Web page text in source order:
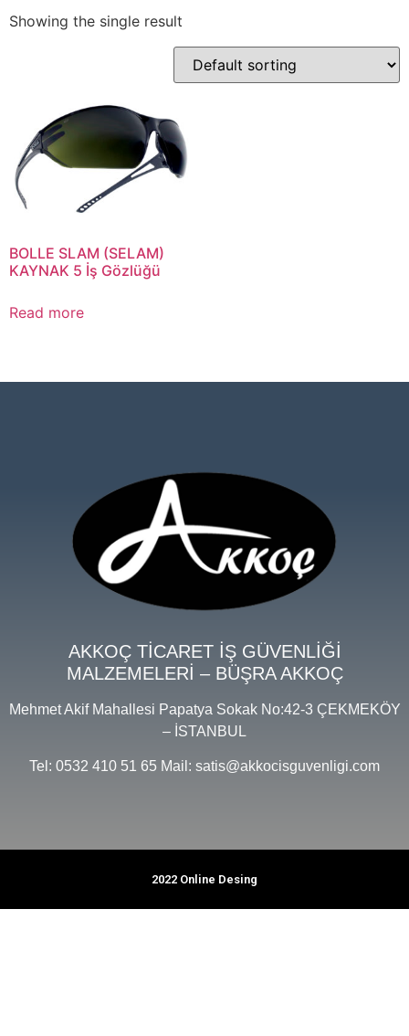
Showing the single result
BOLLE SLAM (SELAM)
KAYNAK 5 İş Gözlüğü
Read more
AKKOÇ TİCARET İŞ GÜVENLİĞİ
MALZEMELERİ – BÜŞRA AKKOÇ
Mehmet Akif Mahallesi Papatya Sokak No:42-3 ÇEKMEKÖY
– İSTANBUL
Tel: 0532 410 51 65 Mail: satis@akkocisguvenligi.com
2022 Online Desing